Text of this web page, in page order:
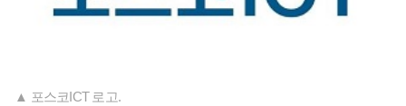
▲ 포스코ICT 로고.